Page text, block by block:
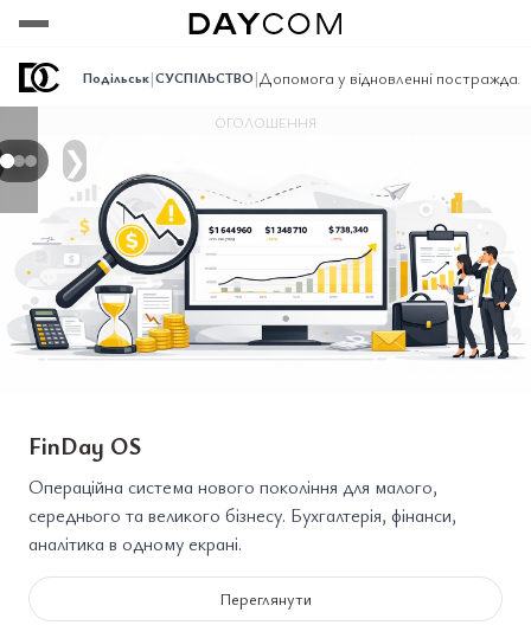
Подільськ|СУСПІЛЬСТВО|Допомога у відновленні
Переглянути
Переглянути
Переглянути
❯
ОГОЛОШЕННЯ
FinDay OS
Операційна система нового покоління для малого,
середнього та великого бізнесу. Бухгалтерія, фінанси,
аналітика в одному екрані.
Переглянути